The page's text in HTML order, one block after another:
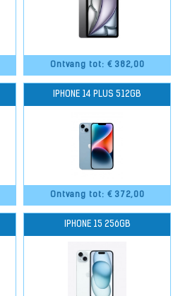
Ontvang tot: € 382,00
Ontvang tot: € 372,00
IPHONE 14 PLUS 512GB
IPHONE 15 256GB